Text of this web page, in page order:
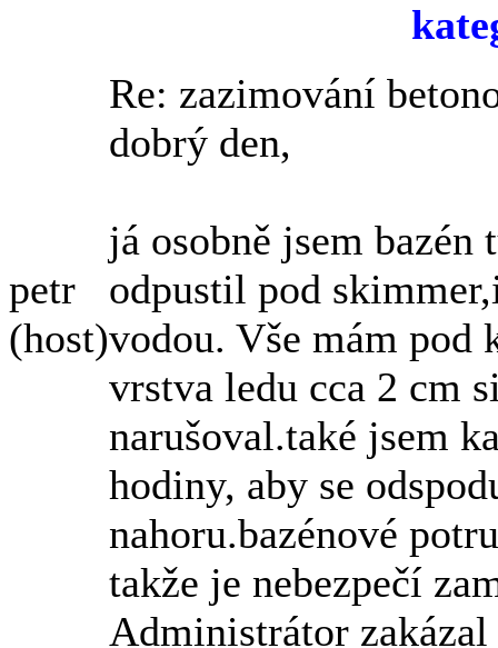
petr
(host)
Re: zazimování
dobrý den,
já osobně jsem
odpustil pod
vodou. Vše mám pod
vrstva ledu cca 2 cm
narušoval.také jsem
hodiny, aby se
nahoru.bazénové
takže je nebezpečí
Administrátor